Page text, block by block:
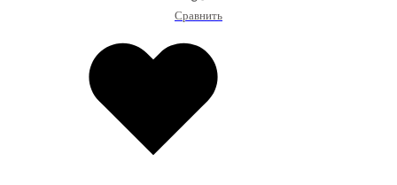
Сравнить